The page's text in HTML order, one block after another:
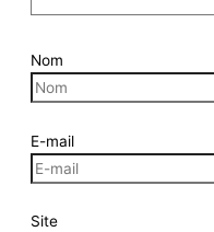
Nom
E-mail
Site